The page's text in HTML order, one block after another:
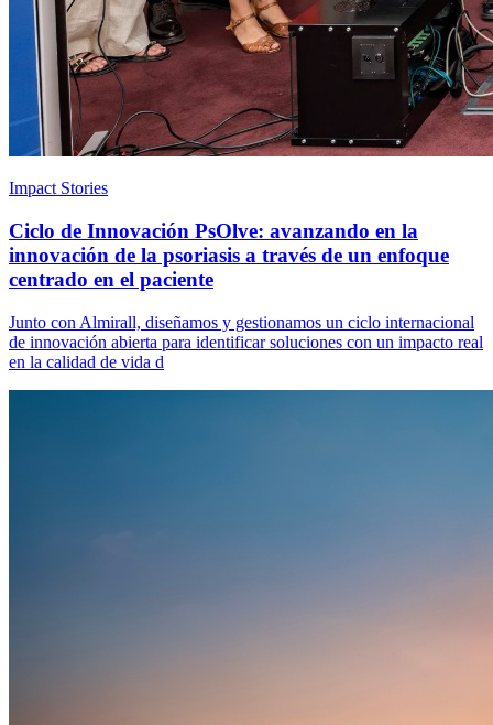
Impact Stories
Ciclo de Innovación PsOlve: avanzando en la
innovación de la psoriasis a través de un enfoque
centrado en el paciente
Junto con Almirall, diseñamos y gestionamos un ciclo internacional
de innovación abierta para identificar soluciones con un impacto real
en la calidad de vida d